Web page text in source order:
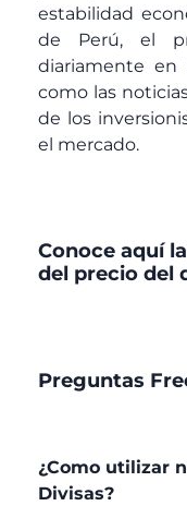
estabilidad
de Perú, el
diariamente en
como las
de los
el mercado.
Conoce aquí
del precio del
Preguntas
¿Como utilizar
Divisas?